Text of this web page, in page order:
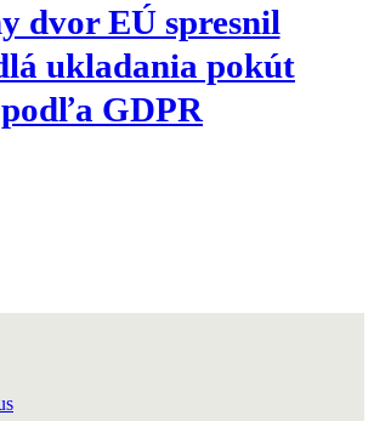
dvor EÚ spresnil
ukladania pokút
podľa GDPR